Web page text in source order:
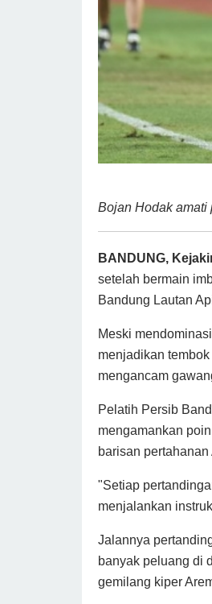
Bojan Hodak amati
BANDUNG,
setelah bermain
Bandung Lautan
Meski
menjadikan
mengancam
Pelatih Persib
mengamankan
barisan
"Setiap
menjalankan
Jalannya
banyak peluang di
gemilang kiper